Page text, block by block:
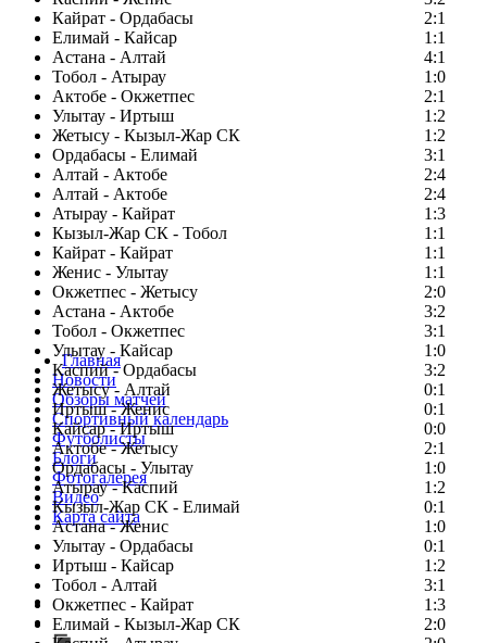
Кайрат - Ордабасы
2:1
Елимай - Кайсар
1:1
Астана - Алтай
4:1
Тобол - Атырау
1:0
Актобе - Окжетпес
2:1
Улытау - Иртыш
1:2
Жетысу - Кызыл-Жар СК
1:2
Ордабасы - Елимай
3:1
Алтай - Актобе
2:4
Алтай - Актобе
2:4
Атырау - Кайрат
1:3
Кызыл-Жар СК - Тобол
1:1
Кайрат - Кайрат
1:1
Женис - Улытау
1:1
Окжетпес - Жетысу
2:0
Астана - Актобе
3:2
Тобол - Окжетпес
3:1
Улытау - Кайсар
1:0
Каспий - Ордабасы
3:2
Жетысу - Алтай
0:1
Иртыш - Женис
0:1
Кайсар - Иртыш
0:0
Актобе - Жетысу
2:1
Ордабасы - Улытау
1:0
Атырау - Каспий
1:2
Кызыл-Жар СК - Елимай
0:1
Астана - Женис
1:0
Улытау - Ордабасы
0:1
Иртыш - Кайсар
1:2
Тобол - Алтай
3:1
Окжетпес - Кайрат
1:3
Елимай - Кызыл-Жар СК
2:0
Главная
Новости
Обзоры матчей
Спортивный календарь
Футболисты
Блоги
Фотогалерея
Видео
Карта сайта
Есть идея?
Сообщить о мероприятии